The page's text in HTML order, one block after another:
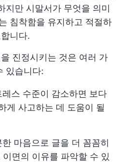
지만 시말서가 무엇을 의미
침착함을 유지하고 적절하
니다.
진정시키는 것은 여러 가
있습니다:
레스 수준이 감소하면 보다
게 사고하는 데 도움이 될
한 마음으로 글을 더 꼼꼼히
면의 이유를 파악할 수 있